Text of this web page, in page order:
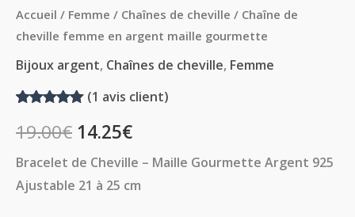
Accueil / Femme / Chaînes de cheville / Chaîne de
cheville femme en argent maille gourmette
Bijoux argent, Chaînes de cheville, Femme
sur 5
basé sur
client
(1 avis client)
19.00€ 14.25€
Bracelet de Cheville – Maille Gourmette Argent 925
Ajustable 21 à 25 cm